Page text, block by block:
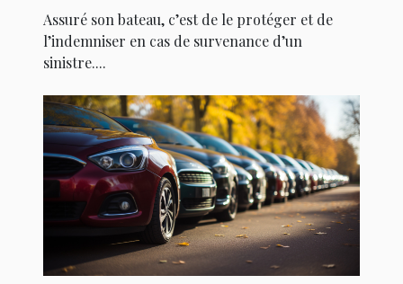
Assuré son bateau, c’est de le protéger et de
l’indemniser en cas de survenance d’un
sinistre....